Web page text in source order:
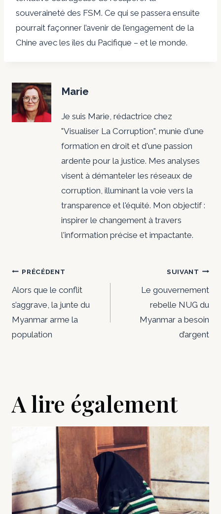
souveraineté des FSM. Ce qui se passera ensuite
pourrait façonner l’avenir de l’engagement de la
Chine avec les îles du Pacifique – et le monde.
Marie
Je suis Marie, rédactrice chez
"Visualiser La Corruption", munie d'une
formation en droit et d'une passion
ardente pour la justice. Mes analyses
visent à démanteler les réseaux de
corruption, illuminant la voie vers la
transparence et l'équité. Mon objectif :
inspirer le changement à travers
l'information précise et impactante.
Navigation
de
l’article
PRÉCÉDENT
Alors que le conflit
s’aggrave, la junte du
Myanmar arme la
population
SUIVANT
Le gouvernement
rebelle NUG du
Myanmar a besoin
d’argent
A lire également